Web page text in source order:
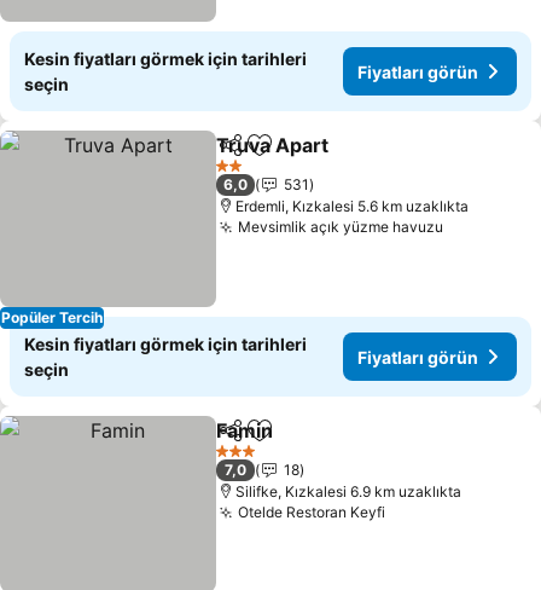
Kesin fiyatları görmek için tarihleri
seçin
Fiyatları görün
Popüler Tercih
PaylaşFavorilerime ekle
Truva Apart
2 Yıldız
6,0
531
Erdemli, Kızkalesi 5.6 km uzaklıkta
Mevsimlik açık yüzme havuzu
Kesin fiyatları görmek için tarihleri
seçin
Fiyatları görün
PaylaşFavorilerime ekle
Famin
3 Yıldız
7,0
18
Silifke, Kızkalesi 6.9 km uzaklıkta
Otelde Restoran Keyfi